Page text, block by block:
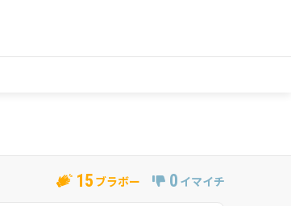
15 ブラボー 0 イマイチ